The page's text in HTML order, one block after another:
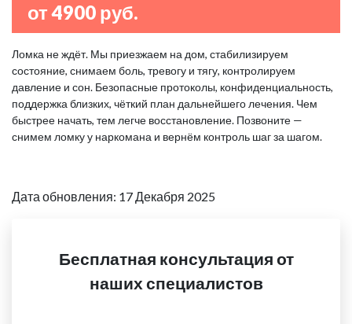
от 4900 руб.
Ломка не ждёт. Мы приезжаем на дом, стабилизируем
состояние, снимаем боль, тревогу и тягу, контролируем
давление и сон. Безопасные протоколы, конфиденциальность,
поддержка близких, чёткий план дальнейшего лечения. Чем
быстрее начать, тем легче восстановление. Позвоните —
снимем ломку у наркомана и вернём контроль шаг за шагом.
Дата обновления: 17 Декабря 2025
Бесплатная консультация от
наших специалистов